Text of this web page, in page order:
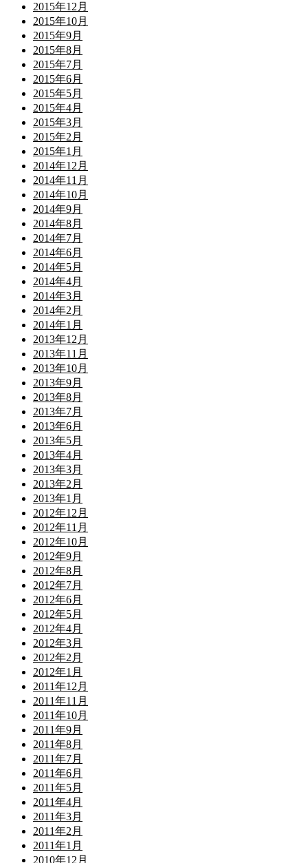
2015年12月
2015年10月
2015年9月
2015年8月
2015年7月
2015年6月
2015年5月
2015年4月
2015年3月
2015年2月
2015年1月
2014年12月
2014年11月
2014年10月
2014年9月
2014年8月
2014年7月
2014年6月
2014年5月
2014年4月
2014年3月
2014年2月
2014年1月
2013年12月
2013年11月
2013年10月
2013年9月
2013年8月
2013年7月
2013年6月
2013年5月
2013年4月
2013年3月
2013年2月
2013年1月
2012年12月
2012年11月
2012年10月
2012年9月
2012年8月
2012年7月
2012年6月
2012年5月
2012年4月
2012年3月
2012年2月
2012年1月
2011年12月
2011年11月
2011年10月
2011年9月
2011年8月
2011年7月
2011年6月
2011年5月
2011年4月
2011年3月
2011年2月
2011年1月
2010年12月